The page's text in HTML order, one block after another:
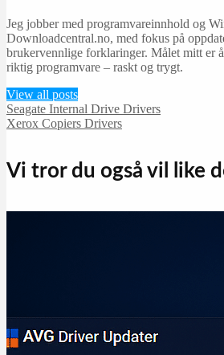
Xerox
Jeg jobber med programvareinnhold og
Downloadcentral.no, med fokus på
brukervennlige forklaringer. Målet mitt er
riktig programvare – raskt og trygt.
View all posts
Seagate Internal Drive Drivers
Xerox Copiers Drivers
Vi tror du også vil like